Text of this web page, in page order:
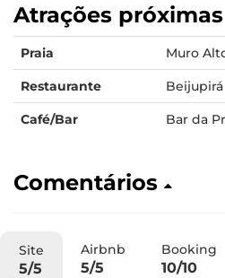
Atrações
Praia Muro
Restaurante Beijupirá
Café/Bar Bar da
Comentários
Site
5/5
Airbnb
5/5
Booking
10/10